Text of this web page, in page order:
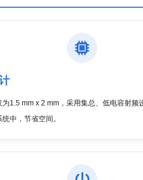
为1.5 mm x 2 mm，采用集总、低电容射频
中，节省空间。